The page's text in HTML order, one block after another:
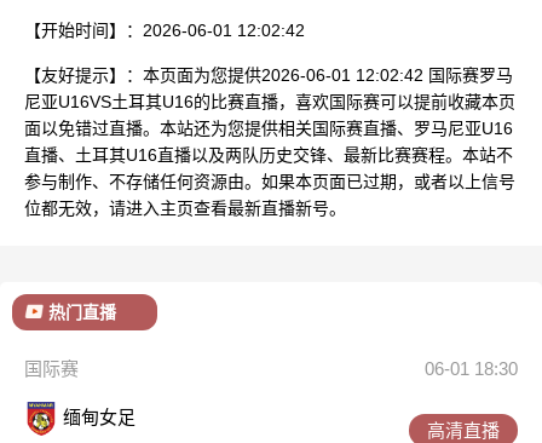
【开始时间】：2026-06-01 12:02:42
【友好提示】：本页面为您提供2026-06-01 12:02:42 国际赛罗马
尼亚U16VS土耳其U16的比赛直播，喜欢国际赛可以提前收藏本页
面以免错过直播。本站还为您提供相关国际赛直播、罗马尼亚U16
直播、土耳其U16直播以及两队历史交锋、最新比赛赛程。本站不
参与制作、不存储任何资源由。如果本页面已过期，或者以上信号
位都无效，请进入主页查看最新直播新号。
热门直播
国际赛 06-01 18:30
缅甸女足
高清直播